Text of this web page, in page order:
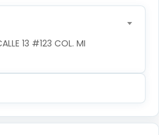
13 #123 COL. MI